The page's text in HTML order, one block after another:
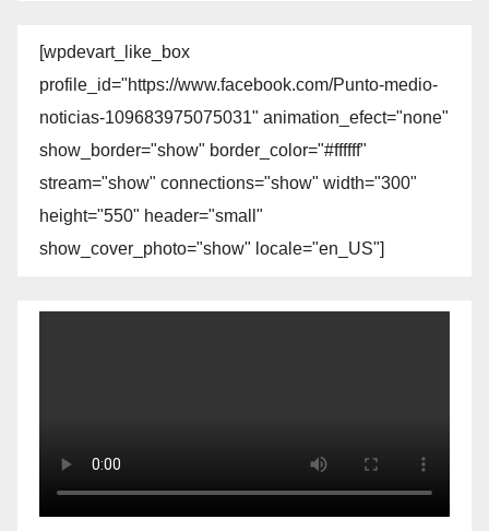
[wpdevart_like_box
profile_id="https://www.facebook.com/Punto-medio-
noticias-109683975075031" animation_efect="none"
show_border="show" border_color="#ffffff"
stream="show" connections="show" width="300"
height="550" header="small"
show_cover_photo="show" locale="en_US"]